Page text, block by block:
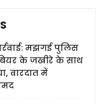
मझगई पुलिस
के जखीरे के साथ
वारदात में